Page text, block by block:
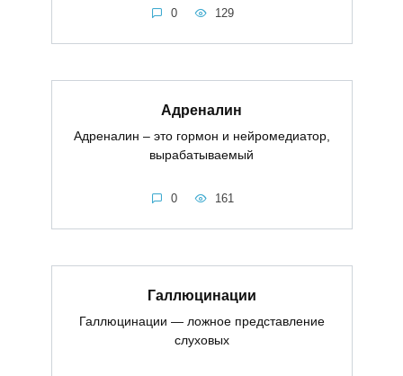
0 129
Адреналин
Адреналин – это гормон и нейромедиатор,
вырабатываемый
0 161
Галлюцинации
Галлюцинации — ложное представление
слуховых